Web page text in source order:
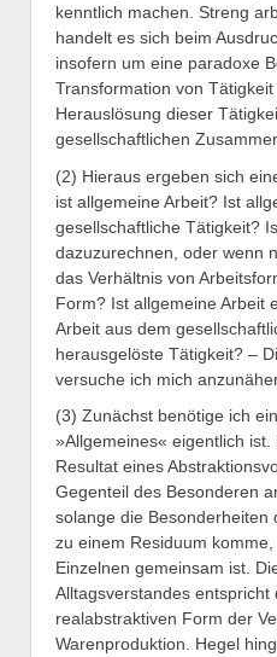
kenntlich machen. Streng
handelt es sich beim
insofern um eine paradoxe
Transformation von
Herauslösung dieser
gesellschaftlichen
(2) Hieraus ergeben sich
ist allgemeine Arbeit? Ist
gesellschaftliche Tätigkeit?
dazuzurechnen, oder wenn
das Verhältnis von
Form? Ist allgemeine Arbeit
Arbeit aus dem
herausgelöste Tätigkeit? –
versuche ich mich
(3) Zunächst benötige ich
»Allgemeines« eigentlich
Resultat eines
Gegenteil des Besonderen
solange die Besonderheiten
zu einem Residuum
Einzelnen gemeinsam ist.
Alltagsverstandes entspricht
realabstraktiven Form der
Warenproduktion. Hegel